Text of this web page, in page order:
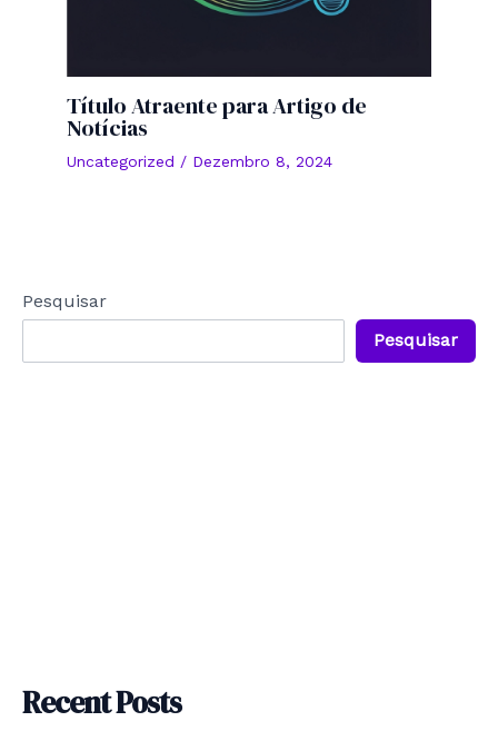
Título Atraente para Artigo de
Notícias
Uncategorized / Dezembro 8, 2024
Pesquisar
Pesquisar
Recent Posts